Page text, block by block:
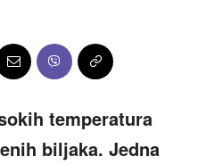
temperatura
biljaka. Jedna